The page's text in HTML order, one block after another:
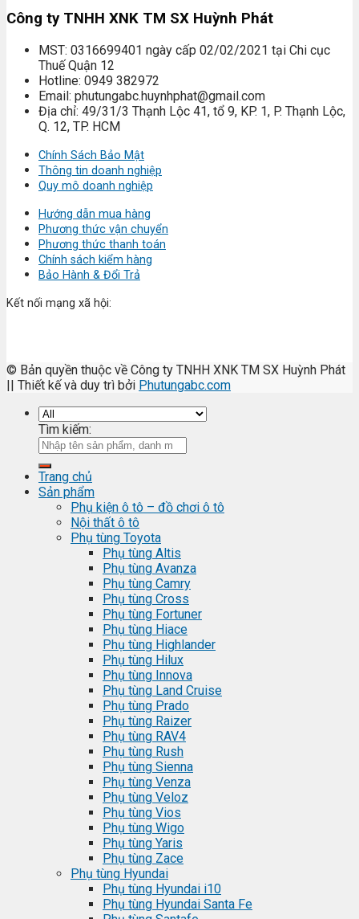
Công ty TNHH XNK TM SX Huỳnh Phát
MST: 0316699401 ngày cấp 02/02/2021 tại Chi cục
Thuế Quận 12
Hotline: 0949 382972
Email: phutungabc.huynhphat@gmail.com
Địa chỉ: 49/31/3 Thạnh Lộc 41, tổ 9, KP. 1, P. Thạnh Lộc,
Q. 12, TP. HCM
Chính Sách Bảo Mật
Thông tin doanh nghiệp
Quy mô doanh nghiệp
Hướng dẫn mua hàng
Phương thức vận chuyển
Phương thức thanh toán
Chính sách kiểm hàng
Bảo Hành & Đổi Trả
Kết nối mạng xã hội:
© Bản quyền thuộc về Công ty TNHH XNK TM SX Huỳnh Phát
|| Thiết kế và duy trì bởi Phutungabc.com
Tìm kiếm:
Trang chủ
Sản phẩm
Phụ kiện ô tô – đồ chơi ô tô
Nội thất ô tô
Phụ tùng Toyota
Phụ tùng Altis
Phụ tùng Avanza
Phụ tùng Camry
Phụ tùng Cross
Phụ tùng Fortuner
Phụ tùng Hiace
Phụ tùng Highlander
Phụ tùng Hilux
Phụ tùng Innova
Phụ tùng Land Cruise
Phụ tùng Prado
Phụ tùng Raizer
Phụ tùng RAV4
Phụ tùng Rush
Phụ tùng Sienna
Phụ tùng Venza
Phụ tùng Veloz
Phụ tùng Vios
Phụ tùng Wigo
Phụ tùng Yaris
Phụ tùng Zace
Phụ tùng Hyundai
Phụ tùng Hyundai i10
Phụ tùng Hyundai Santa Fe